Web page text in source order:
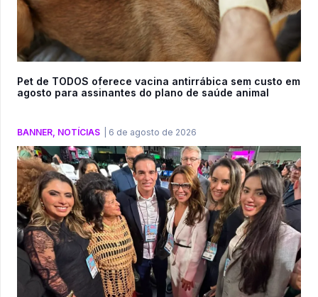
Pet de TODOS oferece vacina antirrábica sem custo em
agosto para assinantes do plano de saúde animal
BANNER NOTÍCIAS 6 de agosto de 2026